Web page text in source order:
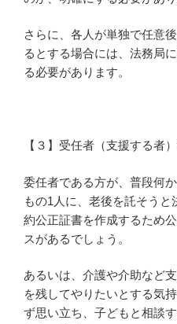
さらに、各人が単独で任意
るとする場合には、法務局
る必要があります。
【３】受任者（支援する者
委任者である方が、普段何
もの1人に、老後を託そう
約公正証書を作成するため
スがあるでしょう。
あるいは、介護や介助など
を残してやりたいとする気
ず思い立ち、子どもと相談